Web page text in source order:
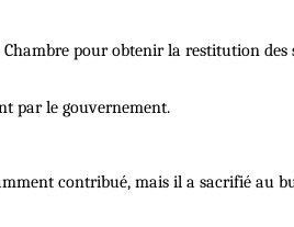
pour obtenir la restitution
par le gouvernement.
contribué, mais il a sacrifié au